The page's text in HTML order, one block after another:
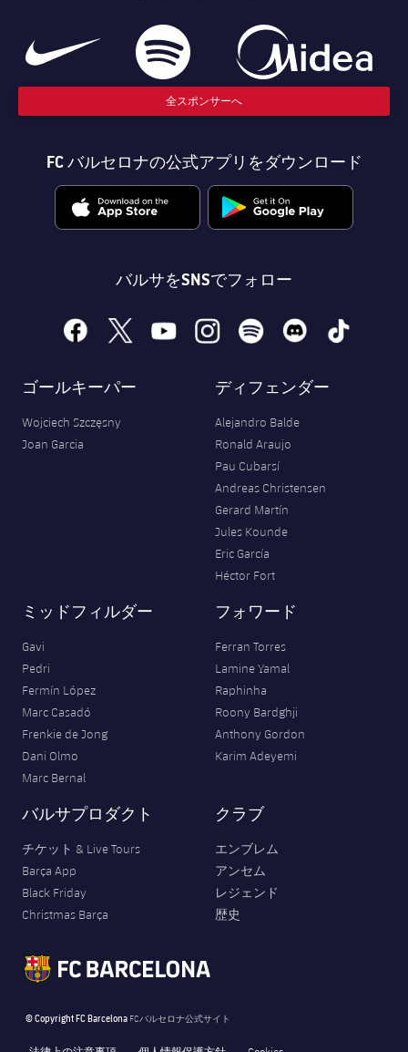
全スポンサーへ
FC バルセロナの公式アプリをダウンロード
バルサをSNSでフォロー
facebook
x youtubeinstagramspotify discord tiktok
ゴールキーパー
Wojciech Szczęsny
Joan Garcia
ディフェンダー
Alejandro Balde
Ronald Araujo
Pau Cubarsí
Andreas Christensen
Gerard Martín
Jules Kounde
Eric García
Héctor Fort
ミッドフィルダー
Gavi
Pedri
Fermín López
Marc Casadó
Frenkie de Jong
Dani Olmo
Marc Bernal
フォワード
Ferran Torres
Lamine Yamal
Raphinha
Roony Bardghji
Anthony Gordon
Karim Adeyemi
バルサプロダクト
チケット & Live Tours
Barça App
Black Friday
Christmas Barça
クラブ
エンブレム
アンセム
レジェンド
歴史
© Copyright FC Barcelona FCバルセロナ公式サイト